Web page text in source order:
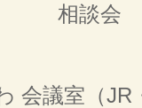
00
会議室（JR